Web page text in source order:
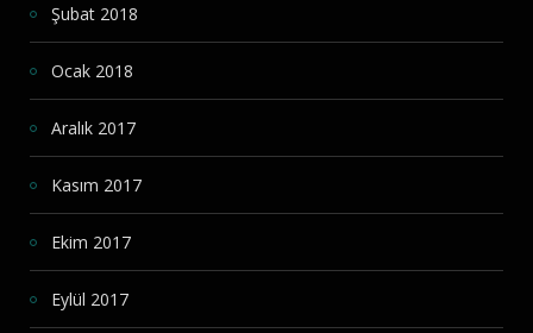
Şubat 2018
Ocak 2018
Aralık 2017
Kasım 2017
Ekim 2017
Eylül 2017